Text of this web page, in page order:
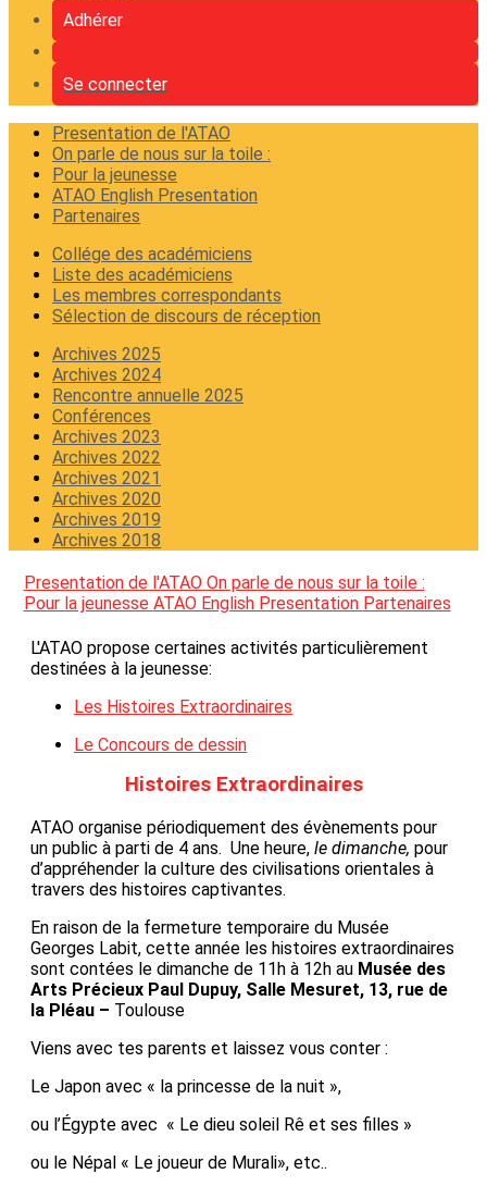
Adhérer
Se connecter
Presentation de l'ATAO
On parle de nous sur la toile :
Pour la jeunesse
ATAO English Presentation
Partenaires
Collége des académiciens
Liste des académiciens
Les membres correspondants
Sélection de discours de réception
Archives 2025
Archives 2024
Rencontre annuelle 2025
Conférences
Archives 2023
Archives 2022
Archives 2021
Archives 2020
Archives 2019
Archives 2018
Presentation de l'ATAO On parle de nous sur la toile :
Pour la jeunesse ATAO English Presentation Partenaires
L'ATAO propose certaines activités particulièrement
destinées à la jeunesse:
Les Histoires Extraordinaires
Le Concours de dessin
Histoires Extraordinaires
ATAO organise périodiquement des évènements pour
un public à parti de 4 ans. Une heure, le dimanche, pour
d’appréhender la culture des civilisations orientales à
travers des histoires captivantes.
En raison de la fermeture temporaire du Musée
Georges Labit, cette année les histoires extraordinaires
sont contées le dimanche de 11h à 12h au Musée des
Arts Précieux Paul Dupuy, Salle Mesuret, 13, rue de
la Pléau – Toulouse
Viens avec tes parents et laissez vous conter :
Le Japon avec « la princesse de la nuit »,
ou l’Égypte avec « Le dieu soleil Rê et ses filles »
ou le Népal « Le joueur de Murali», etc..